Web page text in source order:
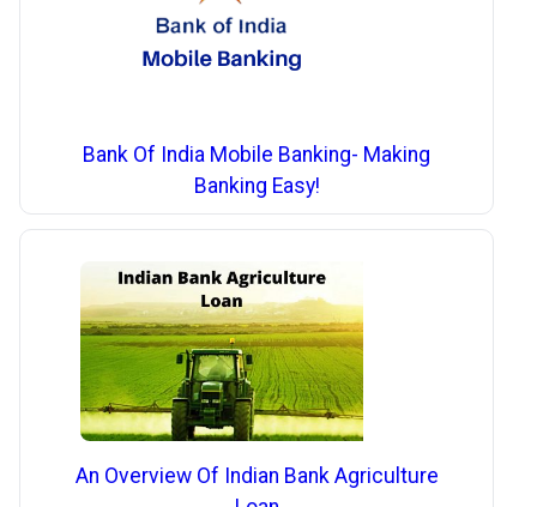
Bank Of India Mobile Banking- Making
Banking Easy!
An Overview Of Indian Bank Agriculture